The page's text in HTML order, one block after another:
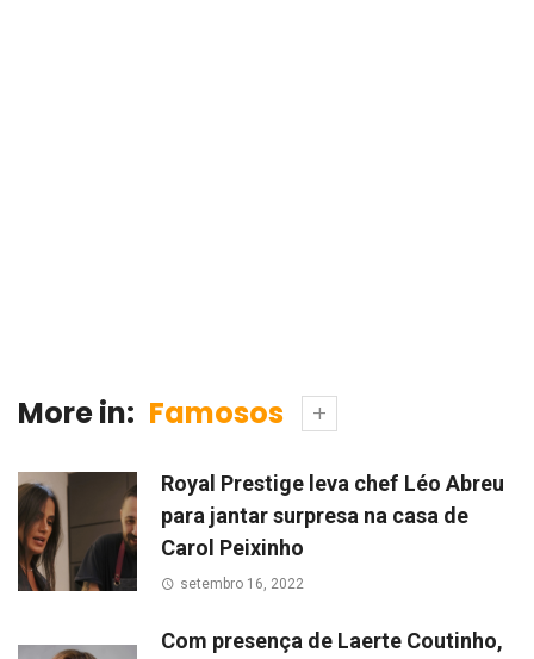
More in: Famosos
Royal Prestige leva chef Léo Abreu
para jantar surpresa na casa de
Carol Peixinho
setembro 16, 2022
Com presença de Laerte Coutinho,